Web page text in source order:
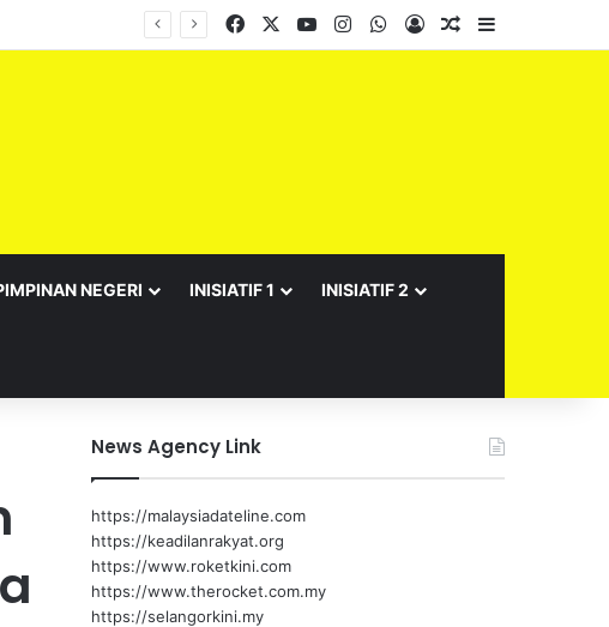
Facebook YouTubeInstagramWhatsApp
Log InRandom Article
NEGERI INISIATIF 1 INISIATIF 2
News Agency Link
https://malaysiadateline.com
https://keadilanrakyat.org
https://www.roketkini.com
https://www.therocket.com.my
https://selangorkini.my